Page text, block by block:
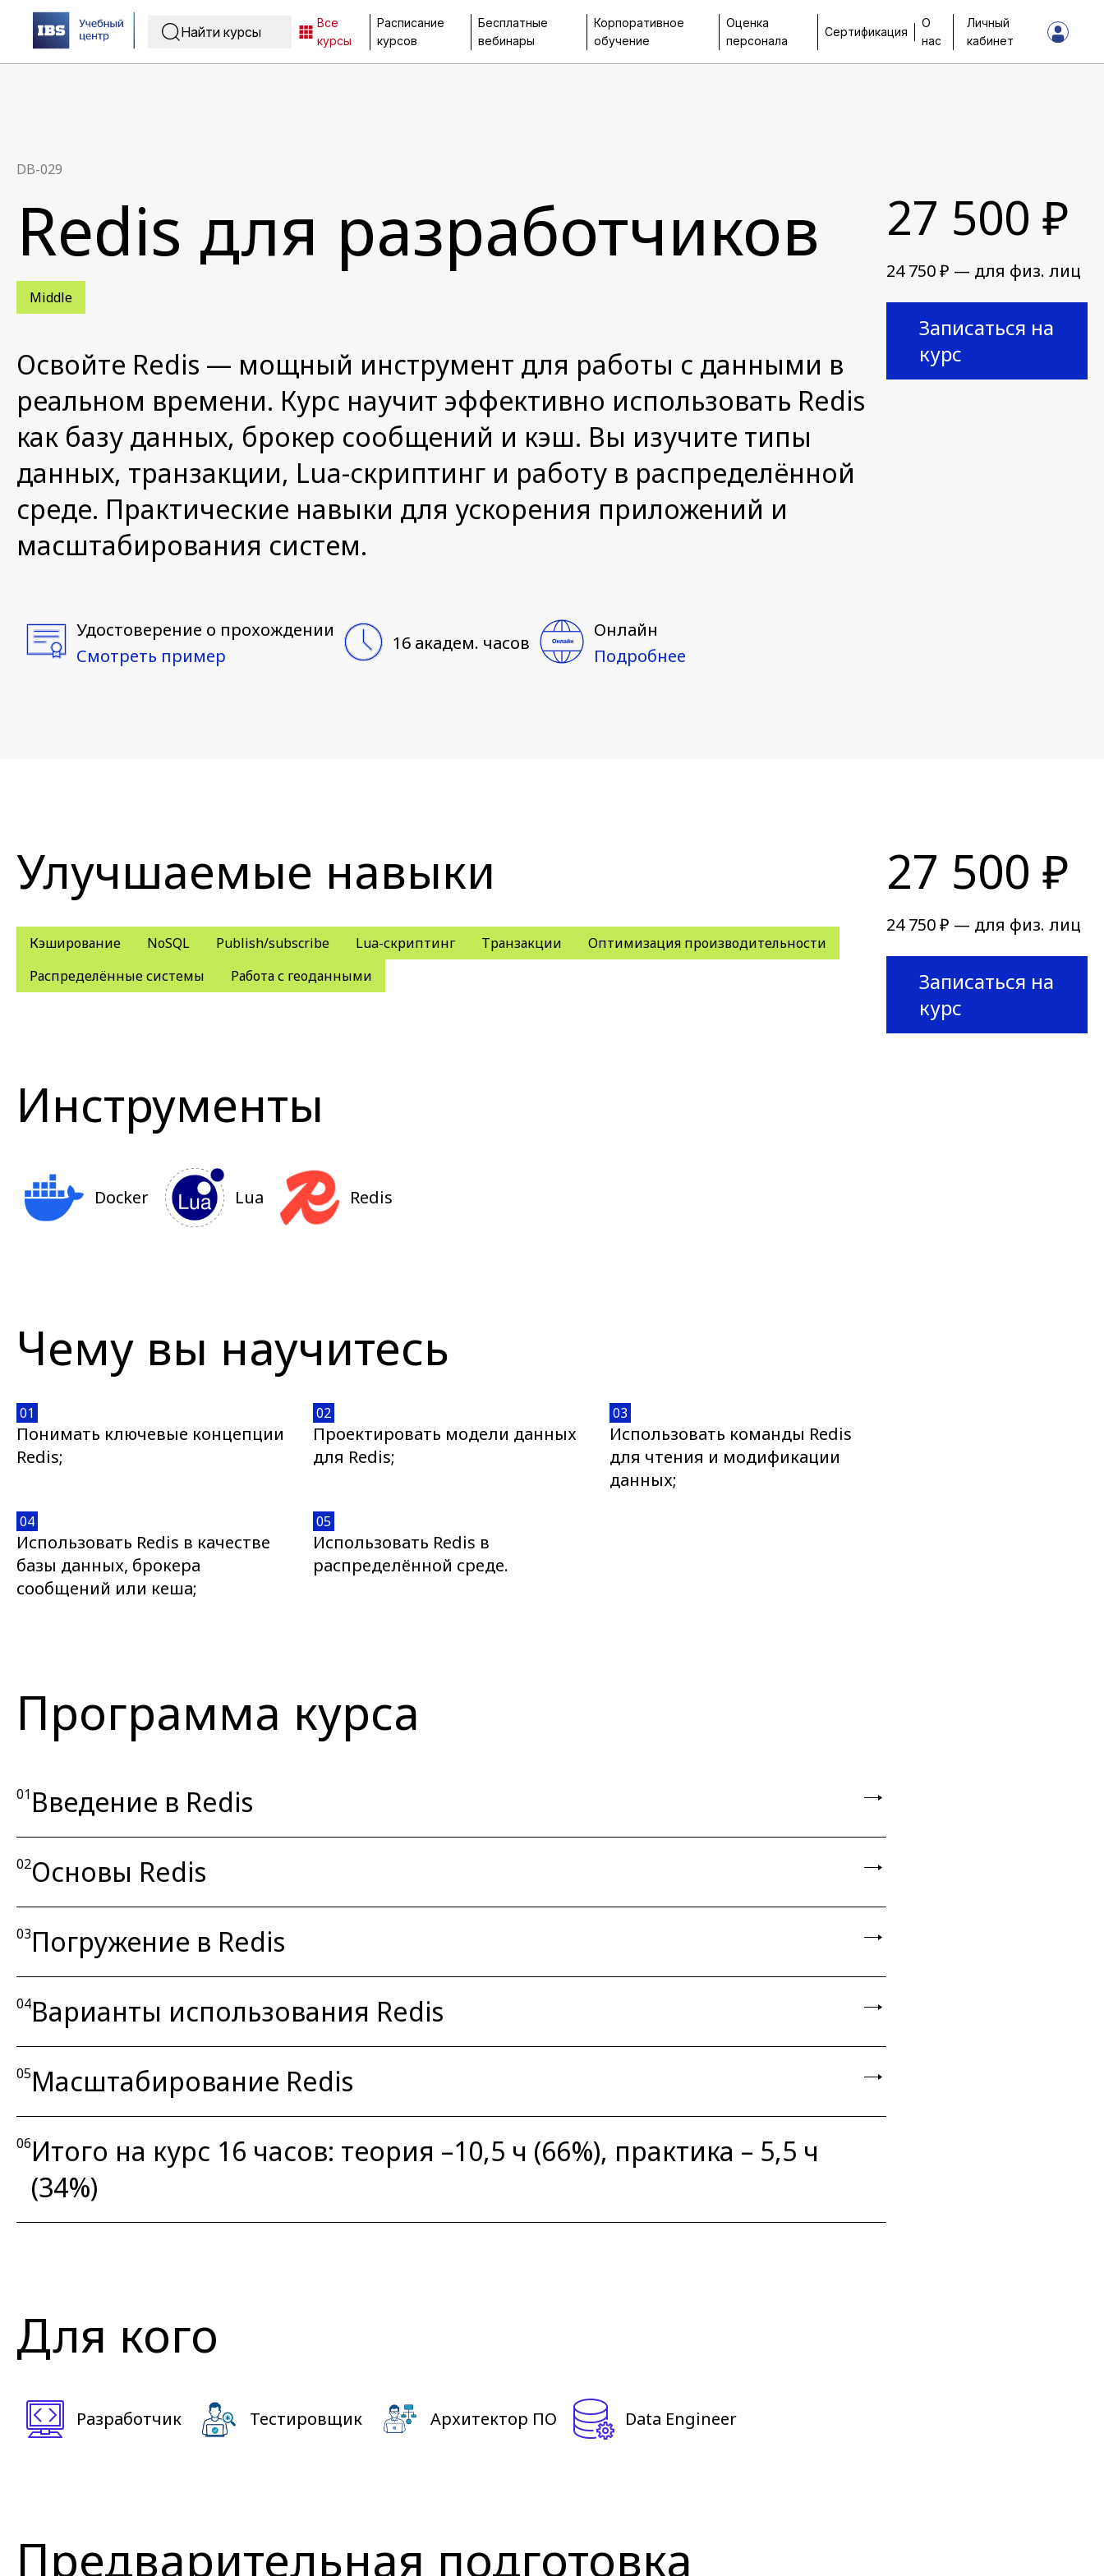
Все
курсы
Расписание
курсов
Бесплатные
вебинары
Корпоративное
обучение
Оценка
персонала
Сертификация
О
нас
Личный
кабинет
DB-029
Redis для разработчиков
Middle
Освойте Redis — мощный инструмент для работы с данными в
реальном времени. Курс научит эффективно использовать Redis
как базу данных, брокер сообщений и кэш. Вы изучите типы
данных, транзакции, Lua-скриптинг и работу в распределённой
среде. Практические навыки для ускорения приложений и
масштабирования систем.
Удостоверение о прохождении
Смотреть пример
16 академ. часов
Онлайн
Подробнее
27 500 ₽
24 750 ₽ — для физ. лиц
Записаться на
курс
Улучшаемые навыки
Кэширование NoSQL Publish/subscribe Lua-скриптинг Транзакции
Оптимизация производительности
Распределённые системы
Работа с геоданными
Инструменты
Docker Lua Redis
Чему вы научитесь
01
Понимать ключевые концепции
Redis;
02
Проектировать модели данных
для Redis;
03
Использовать команды Redis
для чтения и модификации
данных;
04
Использовать Redis в качестве
базы данных, брокера
сообщений или кеша;
05
Использовать Redis в
распределённой среде.
Программа курса
01 Введение в Redis
02Основы Redis
03Погружение в Redis
04Варианты использования Redis
05Масштабирование Redis
06Итого на курс 16 часов: теория –10,5 ч (66%), практика – 5,5 ч
(34%)
Для кого
Разработчик Тестировщик Архитектор ПО Data Engineer
Предварительная подготовка
27 500 ₽
24 750 ₽ — для физ. лиц
Записаться на
курс